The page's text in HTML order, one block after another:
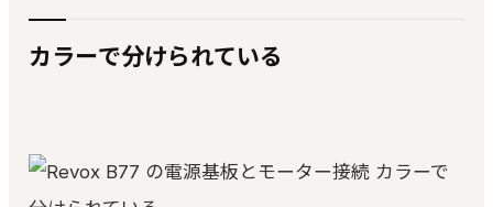
おりにカラーで分けられている